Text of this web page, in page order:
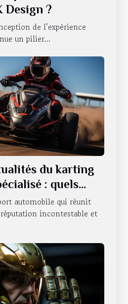
Design ?
de l’expérience
un pilier...
du karting
: quels
qui en
automobile qui réunit
incontestable et